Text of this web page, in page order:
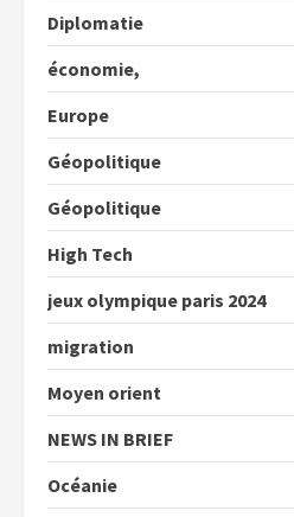
Diplomatie
économie,
Europe
Géopolitique
Géopolitique
High Tech
jeux olympique paris 2024
migration
Moyen orient
NEWS IN BRIEF
Océanie